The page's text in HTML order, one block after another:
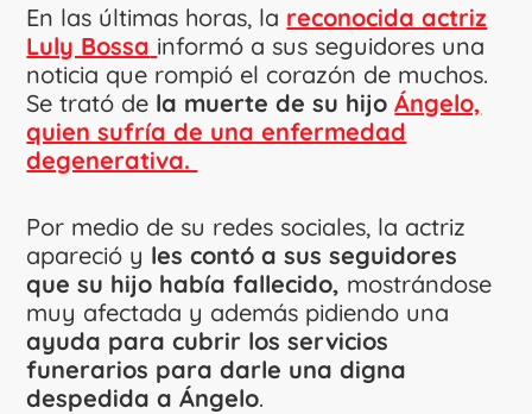
En las últimas horas, la reconocida actriz
Luly Bossa informó a sus seguidores una
noticia que rompió el corazón de muchos.
Se trató de la muerte de su hijoÁngelo,
quien sufría de una enfermedad
degenerativa.
Por medio de su redes sociales, la actriz
apareció y les contó a sus seguidores
que su hijo había fallecido, mostrándose
muy afectada y además pidiendo una
ayuda para cubrir los servicios
funerarios para darle una digna
despedida a Ángelo.